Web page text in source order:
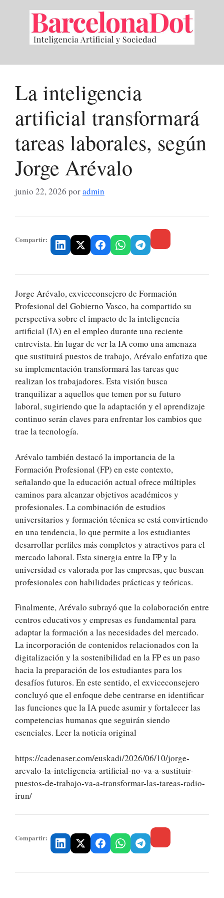
contenido
La inteligencia
artificial transformará
tareas laborales, según
Jorge Arévalo
junio 22, 2026 poradmin
Compartir:
Jorge Arévalo, exviceconsejero de Formación
Profesional del Gobierno Vasco, ha compartido su
perspectiva sobre el impacto de la inteligencia
artificial (IA) en el empleo durante una reciente
entrevista. En lugar de ver la IA como una amenaza
que sustituirá puestos de trabajo, Arévalo enfatiza que
su implementación transformará las tareas que
realizan los trabajadores. Esta visión busca
tranquilizar a aquellos que temen por su futuro
laboral, sugiriendo que la adaptación y el aprendizaje
continuo serán claves para enfrentar los cambios que
trae la tecnología.
Arévalo también destacó la importancia de la
Formación Profesional (FP) en este contexto,
señalando que la educación actual ofrece múltiples
caminos para alcanzar objetivos académicos y
profesionales. La combinación de estudios
universitarios y formación técnica se está convirtiendo
en una tendencia, lo que permite a los estudiantes
desarrollar perfiles más completos y atractivos para el
mercado laboral. Esta sinergia entre la FP y la
universidad es valorada por las empresas, que buscan
profesionales con habilidades prácticas y teóricas.
Finalmente, Arévalo subrayó que la colaboración entre
centros educativos y empresas es fundamental para
adaptar la formación a las necesidades del mercado.
La incorporación de contenidos relacionados con la
digitalización y la sostenibilidad en la FP es un paso
hacia la preparación de los estudiantes para los
desafíos futuros. En este sentido, el exviceconsejero
concluyó que el enfoque debe centrarse en identificar
las funciones que la IA puede asumir y fortalecer las
competencias humanas que seguirán siendo
esenciales. Leer la noticia original
https://cadenaser.com/euskadi/2026/06/10/jorge-
arevalo-la-inteligencia-artificial-no-va-a-sustituir-
puestos-de-trabajo-va-a-transformar-las-tareas-radio-
irun/
Compartir: